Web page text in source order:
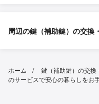
周辺の鍵（補助鍵）の交換
ホーム 鍵（補助鍵）の交換
のサービスで安心の暮らしをお